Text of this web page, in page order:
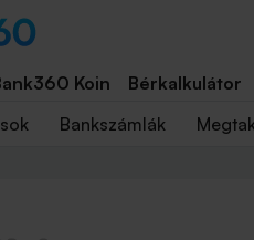
Koin Bérkalkulátor
Bankszámlák